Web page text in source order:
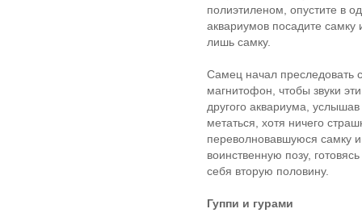
полиэтиленом, опустите в
аквариумов посадите
лишь самку.
Самец начал преследовать
магнитофон, чтобы звуки
другого аквариума,
метаться, хотя ничего
переволновавшуюся самку
воинственную позу,
себя вторую половину.
Гуппи и гурами